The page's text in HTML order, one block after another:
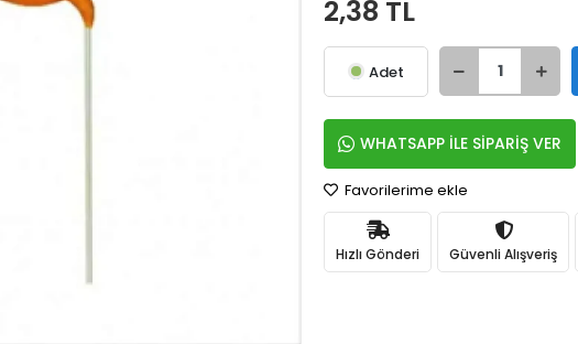
2,38 TL
Adet
WHATSAPP İLE SİPARİŞ VER
Favorilerime ekle
Hızlı Gönderi Güvenli Alışveriş